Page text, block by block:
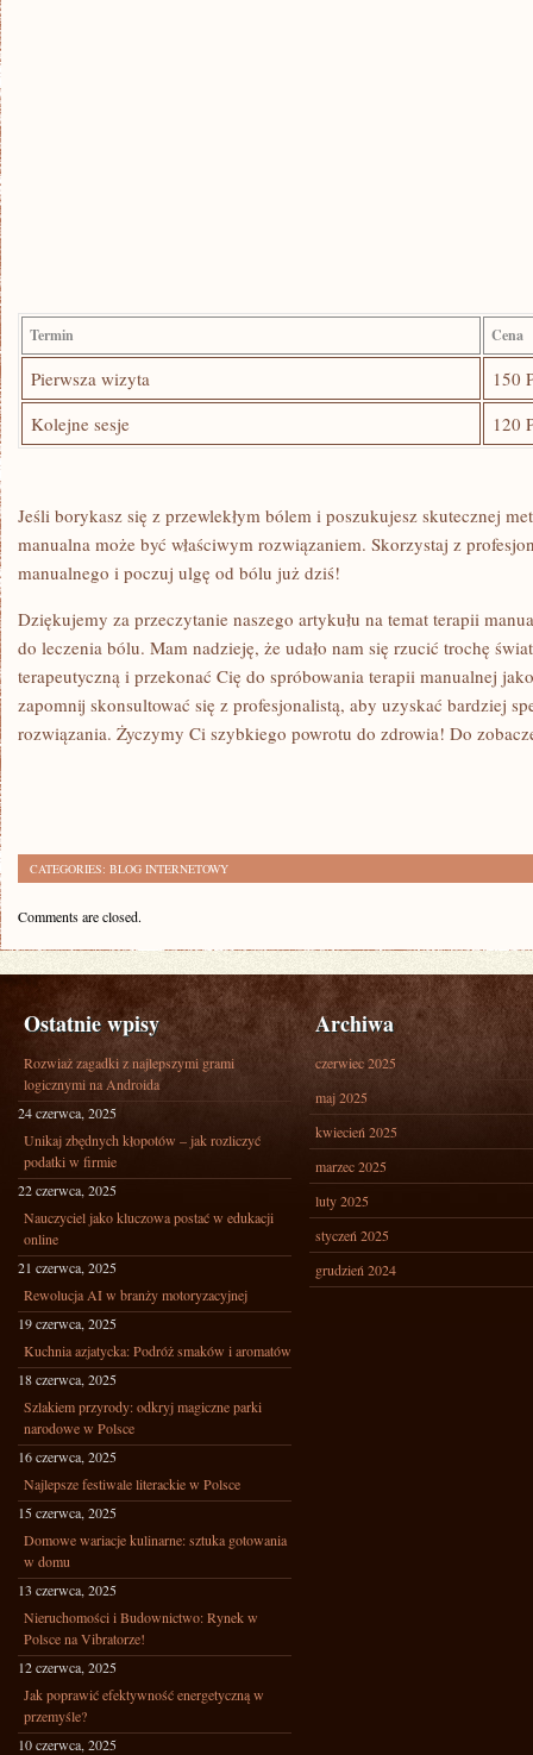
Termin Cena
Pierwsza wizyta
150
Kolejne sesje
120
Jeśli borykasz⁤ się ‌z przewlekłym bólem i⁣ poszukujesz skutecznej
manualna ⁣może być właściwym rozwiązaniem.⁤ Skorzystaj​ z
manualnego ⁢i ⁣poczuj ulgę ⁣od bólu​ już dziś!
Dziękujemy za przeczytanie naszego ‌artykułu na temat terapii
do leczenia‍ bólu. Mam nadzieję, że udało nam się rzucić trochę
terapeutyczną i przekonać Cię‍ do spróbowania terapii manualnej
zapomnij skonsultować się z profesjonalistą, aby uzyskać bardziej
rozwiązania. Życzymy Ci szybkiego powrotu do zdrowia! Do
CATEGORIES: BLOG INTERNETOWY
Comments are closed.
Ostatnie wpisy
Rozwiaż zagadki z najlepszymi grami
logicznymi na Androida
24 czerwca, 2025
Unikaj zbędnych kłopotów – jak rozliczyć
podatki w firmie
22 czerwca, 2025
Nauczyciel jako kluczowa postać w edukacji
online
21 czerwca, 2025
Rewolucja AI w branży motoryzacyjnej
19 czerwca, 2025
Kuchnia azjatycka: Podróż smaków i aromatów
18 czerwca, 2025
Szlakiem przyrody: odkryj magiczne parki
narodowe w Polsce
16 czerwca, 2025
Najlepsze festiwale literackie w Polsce
15 czerwca, 2025
Domowe wariacje kulinarne: sztuka gotowania
w domu
13 czerwca, 2025
Nieruchomości i Budownictwo: Rynek w
Polsce na Vibratorze!
12 czerwca, 2025
Jak poprawić efektywność energetyczną w
przemyśle?
10 czerwca, 2025
Archiwa
czerwiec 2025
maj 2025
kwiecień 2025
marzec 2025
luty 2025
styczeń 2025
grudzień 2024